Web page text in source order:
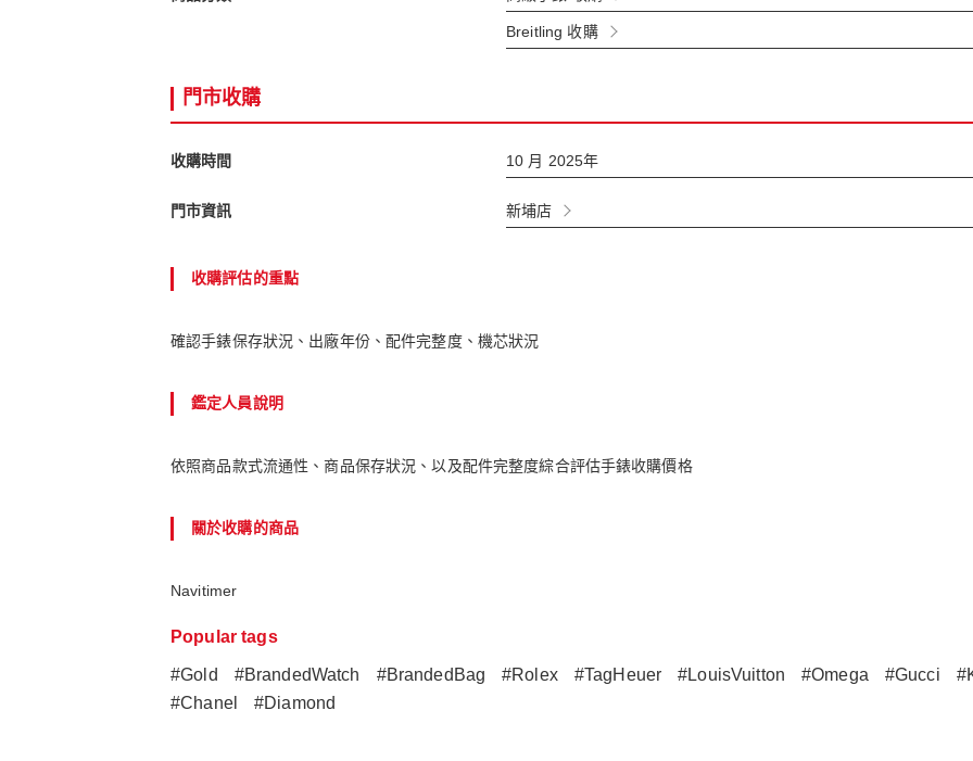
Breitling 收購
門市收購
收購時間 10 月 2025年
門市資訊 新埔店
收購評估的重點
確認手錶保存狀況、出廠年份、配件完整度、機芯狀況
鑑定人員說明
依照商品款式流通性、商品保存狀況、以及配件完整度綜合評估手錶收購價格
關於收購的商品
Navitimer
Popular tags
#Gold #BrandedWatch #BrandedBag #Rolex #TagHeuer #LouisVuitton #Omega #Gucci
#Chanel
#Diamond